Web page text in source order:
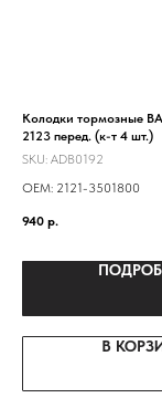
Колодки тормозные
2123 перед. (к-т 4 шт.)
SKU: ADB0192
ОЕМ: 2121-3501800
940 р.
В